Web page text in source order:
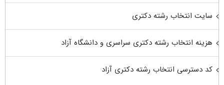
سایت انتخاب رشته دکتری
هزینه انتخاب رشته دکتری سراسری و دانشگاه آزاد
کد دسترسی انتخاب رشته دکتری آزاد